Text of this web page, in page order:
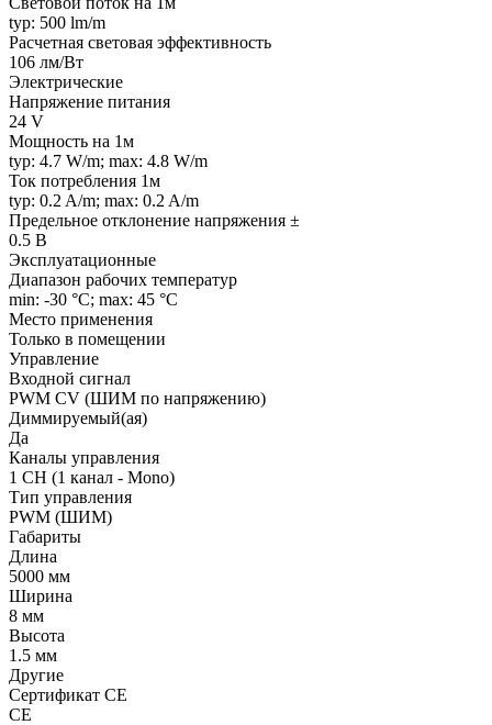
typ: 500 lm/m
Расчетная световая эффективность
106 лм/Вт
Электрические
Напряжение питания
24 V
Мощность на 1м
typ: 4.7 W/m; max: 4.8 W/m
Ток потребления 1м
typ: 0.2 A/m; max: 0.2 A/m
Предельное отклонение напряжения ±
0.5 В
Эксплуатационные
Диапазон рабочих температур
min: -30 °C; max: 45 °C
Место применения
Только в помещении
Управление
Входной сигнал
PWM СV (ШИМ по напряжению)
Диммируемый(ая)
Да
Каналы управления
1 CH (1 канал - Mono)
Тип управления
PWM (ШИМ)
Габариты
Длина
5000 мм
Ширина
8 мм
Высота
1.5 мм
Другие
Сертификат CE
CE